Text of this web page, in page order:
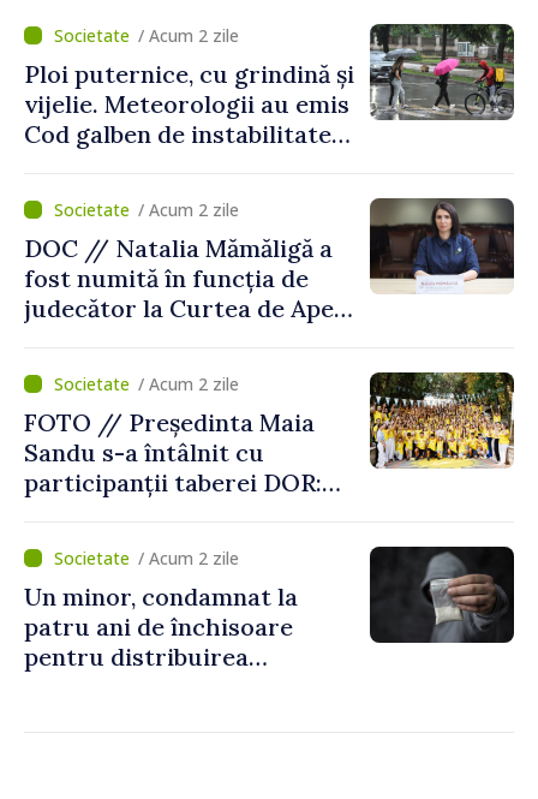
/ Acum 2 zile
Ploi puternice, cu grindină și
vijelie. Meteorologii au emis
Cod galben de instabilitate
/ Acum 2 zile
DOC // Natalia Mămăligă a
fost numită în funcția de
judecător la Curtea de Apel
/ Acum 2 zile
FOTO // Președinta Maia
Sandu s-a întâlnit cu
participanții taberei DOR:
noastră rămâne puternică”
/ Acum 2 zile
Un minor, condamnat la
patru ani de închisoare
pentru distribuirea